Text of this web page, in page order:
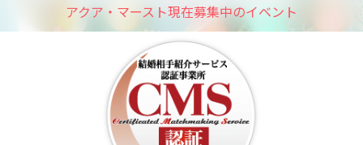
アクア・マースト現在募集中のイベント